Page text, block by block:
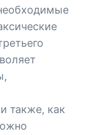
также, как